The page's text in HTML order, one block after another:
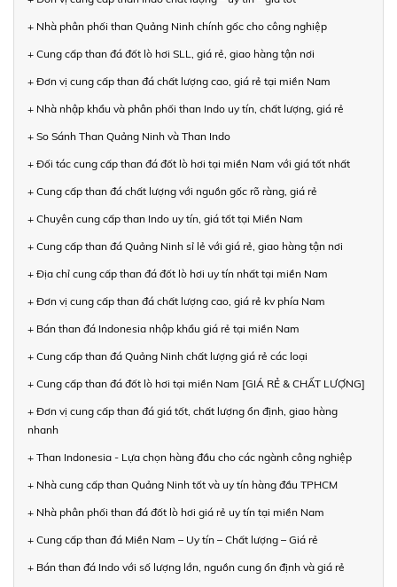
+ Nhà phân phối than Quảng Ninh chính gốc cho công nghiệp
+ Cung cấp than đá đốt lò hơi SLL, giá rẻ, giao hàng tận nơi
+ Đơn vị cung cấp than đá chất lượng cao, giá rẻ tại miền Nam
+ Nhà nhập khẩu và phân phối than Indo uy tín, chất lượng, giá rẻ
+ So Sánh Than Quảng Ninh và Than Indo
+ Đối tác cung cấp than đá đốt lò hơi tại miền Nam với giá tốt nhất
+ Cung cấp than đá chất lượng với nguồn gốc rõ ràng, giá rẻ
+ Chuyên cung cấp than Indo uy tín, giá tốt tại Miền Nam
+ Cung cấp than đá Quảng Ninh sỉ lẻ với giá rẻ, giao hàng tận nơi
+ Địa chỉ cung cấp than đá đốt lò hơi uy tín nhất tại miền Nam
+ Đơn vị cung cấp than đá chất lượng cao, giá rẻ kv phía Nam
+ Bán than đá Indonesia nhập khẩu giá rẻ tại miền Nam
+ Cung cấp than đá Quảng Ninh chất lượng giá rẻ các loại
+ Cung cấp than đá đốt lò hơi tại miền Nam [GIÁ RẺ & CHẤT LƯỢNG]
+ Đơn vị cung cấp than đá giá tốt, chất lượng ổn định, giao hàng
nhanh
+ Than Indonesia - Lựa chọn hàng đầu cho các ngành công nghiệp
+ Nhà cung cấp than Quảng Ninh tốt và uy tín hàng đầu TPHCM
+ Nhà phân phối than đá đốt lò hơi giá rẻ uy tín tại miền Nam
+ Cung cấp than đá Miền Nam – Uy tín – Chất lượng – Giá rẻ
+ Bán than đá Indo với số lượng lớn, nguồn cung ổn định và giá rẻ